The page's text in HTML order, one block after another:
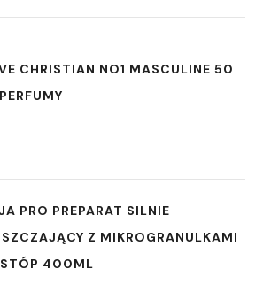
CHRISTIAN NO1 MASCULINE 50
PRO PREPARAT SILNIE
Z MIKROGRANULKAMI
400ML